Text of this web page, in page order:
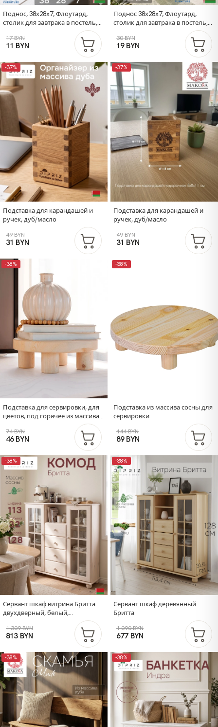
Поднос, 38х28х7, Флоутард,
столик для завтрака в постель,
для кухни, состаренный серый
17 BYN
11 BYN
Поднос 38х28х7, Флоутард,
столик для завтрака в постель,
подставка для кухни, дачи,
цветов, рассады, деревянный
30 BYN
19 BYN
-37%
Подставка для карандашей и
ручек, дуб/масло
49 BYN
31 BYN
-37%
Подставка для карандашей и
ручек, дуб/масло
49 BYN
31 BYN
-38%
Подставка для сервировки, для
цветов, под горячее из массива
74 BYN
46 BYN
-38%
Подставка из массива сосны для
сервировки
144 BYN
89 BYN
-38%
Сервант шкаф витрина Бритта
двухдверный, белый,
стеклянный, с полками, массив
сосны, 128х113х32
1 309 BYN
813 BYN
-38%
Сервант шкаф деревянный
Бритта
1 090 BYN
677 BYN
-38% -38%